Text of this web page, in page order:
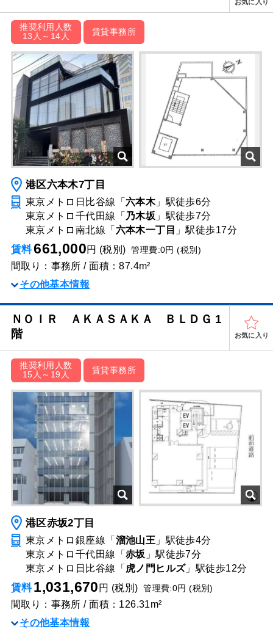
お気に入り
推奨利用人数
13人～14人
賃貸事務所
港区六本木7丁目
東京メトロ日比谷線「 六本木」駅徒歩6分
東京メトロ千代田線「 乃木坂 」駅徒歩7分
東京メトロ南北線「 六本木一丁目 」駅徒歩17分
賃料661,000円 (税別)管理費:0円 (税別)
間取り：事務所 / 面積：87.4m²
その他基本情報
ＮＯＩＲ ＡＫＡＳＡＫＡ ＢＬＤＧ 1
階
お気に入り
推奨利用人数
15人～19人
賃貸事務所
港区赤坂2丁目
東京メトロ銀座線「 溜池山王 」駅徒歩4分
東京メトロ千代田線「 赤坂 」駅徒歩7分
東京メトロ日比谷線「 虎ノ門ヒルズ」駅徒歩12分
賃料1,031,670 円 (税別)管理費:0円 (税別)
間取り：事務所 / 面積：126.31m²
その他基本情報